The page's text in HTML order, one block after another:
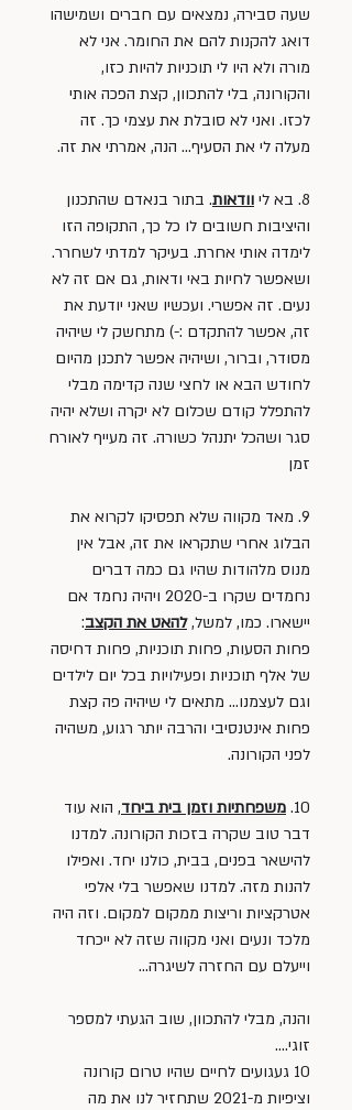
שעה סבירה, נמצאים עם חברים ושמישהו
דואג להקנות להם את החומר. אני לא
מורה ולא היו לי תוכניות להיות כזו,
והקורונה, בלי להתכוון, קצת הפכה אותי
לכזו. ואני לא סובלת את עצמי כך. זה
מעלה לי את הסעיף... הנה, אמרתי את זה.
8. בא לי וודאות. בתור בנאדם שהתכנון
והיציבות חשובים לו כל כך, התקופה הזו
לימדה אותי אחרת. בעיקר למדתי לשחרר.
ושאפשר לחיות באי ודאות, גם אם זה לא
נעים. זה אפשרי. ועכשיו שאני יודעת את
זה, אפשר להתקדם :-) מתחשק לי שיהיה
מסודר, וברור, ושיהיה אפשר לתכנן מהיום
לחודש הבא או לחצי שנה קדימה מבלי
להתפלל קודם שכלום לא יקרה ושלא יהיה
סגר ושהכל יתנהל כשורה. זה מעייף לאורח
זמן
9. מאד מקווה שלא תפסיקו לקרוא את
הבלוג אחרי שתקראו את זה, אבל אין
מנוס מלהודות שהיו גם כמה דברים
נחמדים שקרו ב-2020 ויהיה נחמד אם
יישארו. כמו, למשל, להאט את הקצב:
פחות הסעות, פחות תוכניות, פחות דחיסה
של אלף תוכניות ופעילויות בכל יום לילדים
וגם לעצמנו... מתאים לי שיהיה פה קצת
פחות אינטנסיבי והרבה יותר רגוע, משהיה
לפני הקורונה.
10. משפחתיות וזמן בית ביחד, הוא עוד
דבר טוב שקרה בזכות הקורונה. למדנו
להישאר בפנים, בבית, כולנו יחד. ואפילו
להנות מזה. למדנו שאפשר בלי אלפי
אטרקציות וריצות ממקום למקום. וזה היה
מלכד ונעים ואני מקווה שזה לא ייכחד
וייעלם עם החזרה לשיגרה...
והנה, מבלי להתכוון, שוב הגעתי למספר
זוגי....
10 געגועים לחיים שהיו טרום קורונה
וציפיות מ-2021 שתחזיר לנו את מה